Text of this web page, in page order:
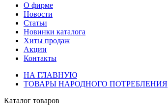
О фирме
Новости
Статьи
Новинки каталога
Хиты продаж
Акции
Контакты
НА ГЛАВНУЮ
ТОВАРЫ НАРОДНОГО ПОТРЕБЛЕНИЯ
Каталог товаров